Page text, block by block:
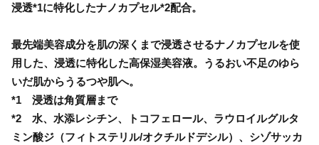
浸透*1に特化したナノカプセル*2配合。
最先端美容成分を肌の深くまで浸透させるナノカプセルを使
用した、浸透に特化した高保湿美容液。うるおい不足のゆら
いだ肌からうるつや肌へ。
*1 浸透は角質層まで
*2 水、水添レシチン、トコフェロール、ラウロイルグルタ
ミン酸ジ（フィトステリル/オクチルドデシル）、シゾサッカ